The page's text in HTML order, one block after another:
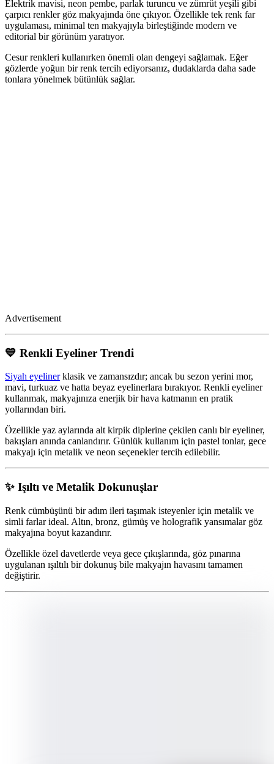
Elektrik mavisi, neon pembe, parlak turuncu ve zümrüt yeşili gibi
çarpıcı renkler göz makyajında öne çıkıyor. Özellikle tek renk far
uygulaması, minimal ten makyajıyla birleştiğinde modern ve
editorial bir görünüm yaratıyor.
Cesur renkleri kullanırken önemli olan dengeyi sağlamak. Eğer
gözlerde yoğun bir renk tercih ediyorsanız, dudaklarda daha sade
tonlara yönelmek bütünlük sağlar.
Advertisement
💙 Renkli Eyeliner Trendi
Siyah eyelinerklasik ve zamansızdır; ancak bu sezon yerini mor,
mavi, turkuaz ve hatta beyaz eyelinerlara bırakıyor. Renkli eyeliner
kullanmak, makyajınıza enerjik bir hava katmanın en pratik
yollarından biri.
Özellikle yaz aylarında alt kirpik diplerine çekilen canlı bir eyeliner,
bakışları anında canlandırır. Günlük kullanım için pastel tonlar, gece
makyajı için metalik ve neon seçenekler tercih edilebilir.
✨ Işıltı ve Metalik Dokunuşlar
Renk cümbüşünü bir adım ileri taşımak isteyenler için metalik ve
simli farlar ideal. Altın, bronz, gümüş ve holografik yansımalar göz
makyajına boyut kazandırır.
Özellikle özel davetlerde veya gece çıkışlarında, göz pınarına
uygulanan ışıltılı bir dokunuş bile makyajın havasını tamamen
değiştirir.